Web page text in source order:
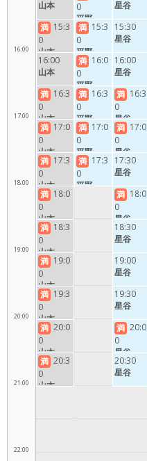
16:00
17:00
18:00
19:00
20:00
21:00
22:00
山本
満 15:3
0
山本
16:00
山本
満 16:3
0
山本
満 17:0
0
山本
満 17:3
0
山本
満 18:0
0
山本
満 18:3
0
山本
満 19:0
0
山本
満 19:3
0
山本
満 20:0
0
山本
満 20:3
0
山本
0
平野
満 15:3
0
平野
満 16:0
0
平野
満 16:3
0
平野
満 17:0
0
平野
満 17:3
0
平野
星谷
15:30
星谷
16:00
星谷
満 16:3
0
星谷
満 17:0
0
星谷
17:30
星谷
満 18:0
0
星谷
18:30
星谷
19:00
星谷
19:30
星谷
満 20:0
0
星谷
20:30
星谷